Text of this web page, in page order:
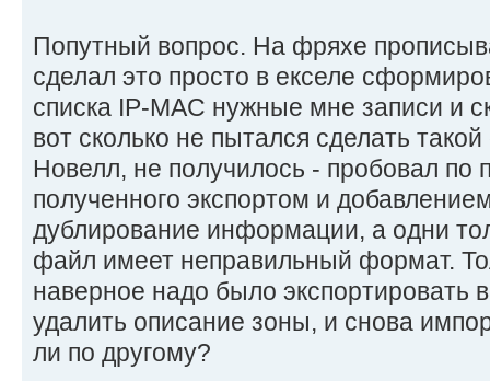
Попутный вопрос. На фряхе
сделал это просто в екселе
списка IP-MAC нужные мне записи и
вот сколько не пытался сделать
Новелл, не получилось - пробовал
полученного экспортом и
дублирование информации, а одни
файл имеет неправильный формат.
наверное надо было экспортировать
удалить описание зоны, и снова
ли по другому?